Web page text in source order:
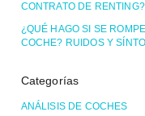
CONTRATO DE RENTING?
¿QUÉ HAGO SI SE
COCHE? RUIDOS Y
Categorías
ANÁLISIS DE COCHES